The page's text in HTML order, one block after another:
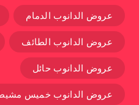
عروض الدانوب الدمام
عروض الدانوب الطائف
عروض الدانوب حائل
عروض الدانوب خميس